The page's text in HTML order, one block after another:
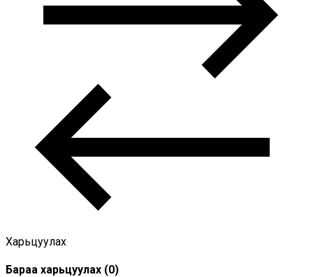
Харьцуулах
Бараа харьцуулах (0)